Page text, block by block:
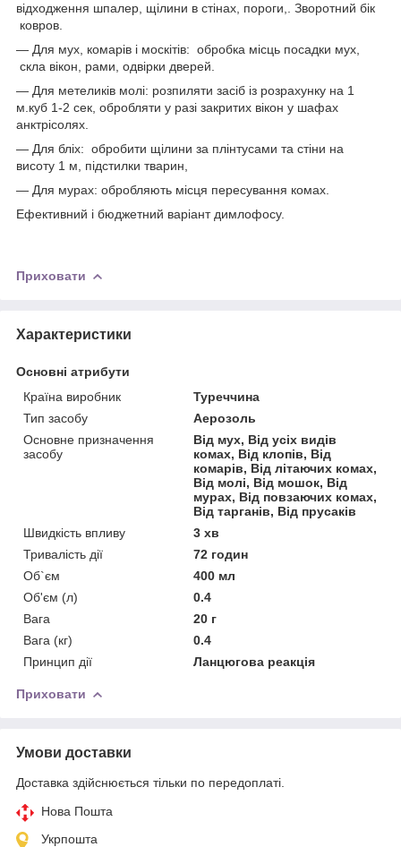
відходження шпалер, щілини в стінах, пороги,. Зворотний бік
ковров.
— Для мух, комарів і москітів: обробка місць посадки мух,
скла вікон, рами, одвірки дверей.
― Для метеликів молі: розпиляти засіб із розрахунку на 1
м.куб 1-2 сек, обробляти у разі закритих вікон у шафах
анктрісолях.
― Для бліх: обробити щілини за плінтусами та стіни на
висоту 1 м, підстилки тварин,
― Для мурах: обробляють місця пересування комах.
Ефективний і бюджетний варіант димлофосу.
Приховати
Характеристики
Основні атрибути
Країна виробник
Туреччина
Тип засобу
Аерозоль
Основне призначення
засобу
Від мух, Від усіх видів
комах, Від клопів, Від
комарів, Від літаючих комах,
Від молі, Від мошок, Від
мурах, Від повзаючих комах,
Від тарганів, Від прусаків
Швидкість впливу
3 хв
Тривалість дії
72 годин
Об`єм
400 мл
Об'єм (л)
0.4
Вага
20 г
Вага (кг)
0.4
Принцип дії
Ланцюгова реакція
Приховати
Умови доставки
Доставка здійснюється тільки по передоплаті.
Нова Пошта
Укрпошта